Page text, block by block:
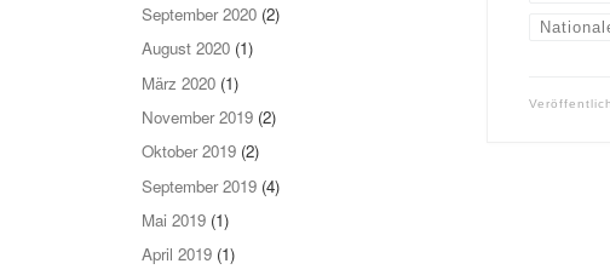
September 2020 (2)
August 2020 (1)
März 2020 (1)
November 2019 (2)
Oktober 2019 (2)
September 2019 (4)
Mai 2019 (1)
April 2019 (1)